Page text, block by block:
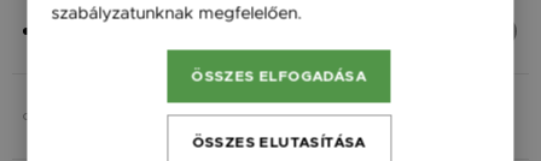
Fonal
Opcionális
szabályzatunknak megfelelően.
ÖSSZES ELFOGADÁSA
ÖSSZES ELUTASÍTÁSA